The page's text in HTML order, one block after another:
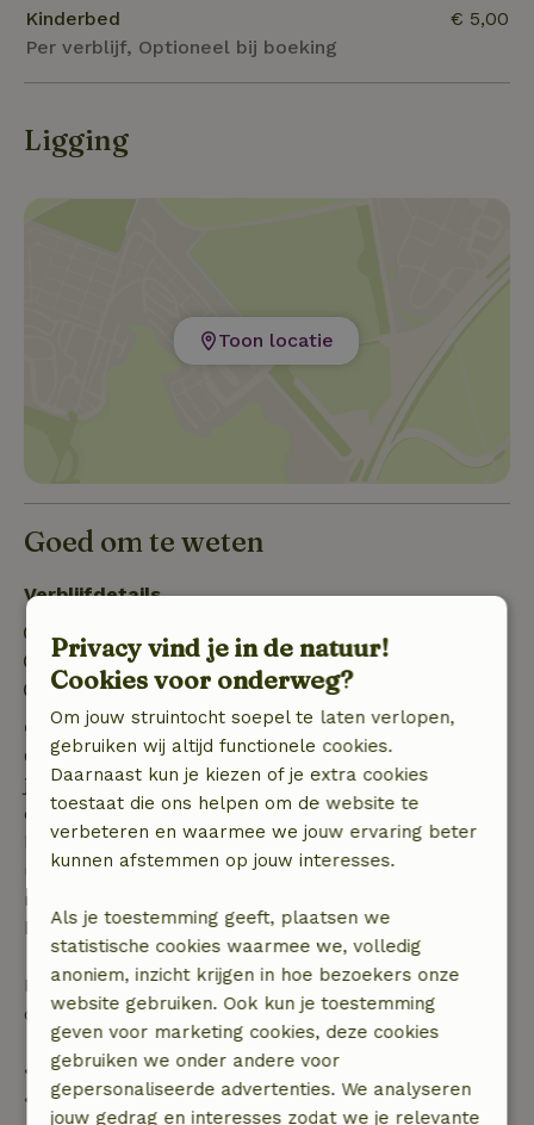
struinen door de stad ke
Kinderbed
Per verblijf, Optioneel bij boeking
€ 5,00
Ligging
Toon locatie
Goed om te weten
Verblijfdetails
Inchecken: 15:00- 20:00
Uitchecken: 09:00- 10:00
Vuurwerkvrije omgeving
Gratis annuleren binnen 7 dagen
Gratis annuleren binnen 7 dagen na bevestiging van
je boeking, bij een boekingsaanvraag meer dan 28
dagen voor aanvang. Bij een boeking met aanvang
binnen 28 dagen geldt gratis annuleren binnen 24
uur. Bij annulering binnen gestelde periode heb je
recht op volledige terugbetaling van het
boekingsbedrag.
Daarna krijg je een deel van de reissom en 100% van
de borg terugbetaald:
• tot 42 dagen voor aankomst: 70% terugbetaald
• 42–28 dagen voor aankomst: 40% terugbetaald
Privacy vind je in de natuur!
Cookies voor onderweg?
Om jouw struintocht soepel te laten verlopen,
gebruiken wij altijd functionele cookies.
Daarnaast kun je kiezen of je extra cookies
toestaat die ons helpen om de website te
verbeteren en waarmee we jouw ervaring beter
kunnen afstemmen op jouw interesses.
Als je toestemming geeft, plaatsen we
statistische cookies waarmee we, volledig
anoniem, inzicht krijgen in hoe bezoekers onze
website gebruiken. Ook kun je toestemming
geven voor marketing cookies, deze cookies
gebruiken we onder andere voor
gepersonaliseerde advertenties. We analyseren
jouw gedrag en interesses zodat we je relevante